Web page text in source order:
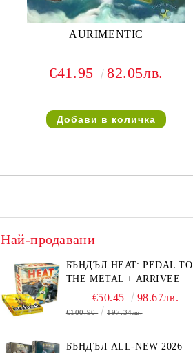
AURIMENTIC
€41.95 82.05лв.
Най-продавани
БЪНДЪЛ HEAT: PEDAL TO
THE METAL + ARRIVEE
€50.45 98.67лв.
€100.90 197.34лв.
БЪНДЪЛ ALL-NEW 2026